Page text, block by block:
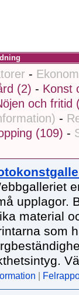
-
(2) - Konst
och fritid
-
(109) -
upplagor.
material
som